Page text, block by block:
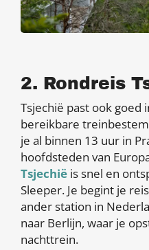
2. Rondreis
Tsjechië past ook goed
bereikbare
je al binnen 13 uur in
hoofdsteden van
Tsjechië is snel en
Sleeper. Je begint je
ander station in
naar Berlijn, waar je
nachttrein.